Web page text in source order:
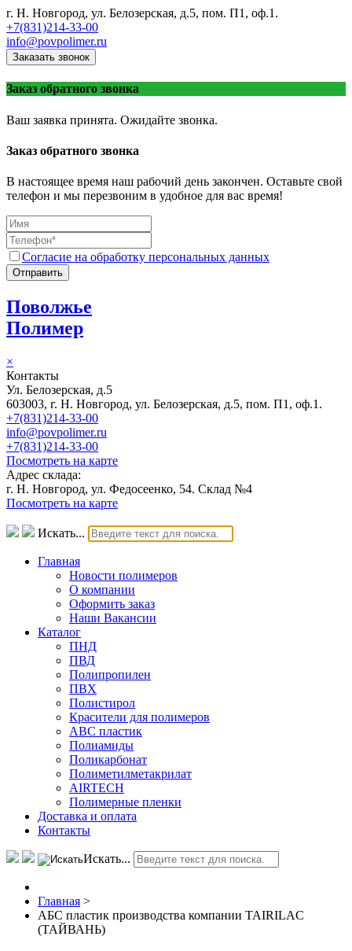
г. Н. Новгород, ул. Белозерская, д.5, пом. П1, оф.1.
+7(831)214-33-00
info@povpolimer.ru
Заказать звонок
Заказ обратного звонка
Ваш заявка принята. Ожидайте звонка.
Заказ обратного звонка
В настоящее время наш рабочий день закончен. Оставьте свой
телефон и мы перезвоним в удобное для вас время!
Согласие на обработку персональных данных
Отправить
Поволжье
Полимер
×
Контакты
Ул. Белозерская, д.5
603003, г. Н. Новгород, ул. Белозерская, д.5, пом. П1, оф.1.
+7(831)214-33-00
info@povpolimer.ru
+7(831)214-33-00
Посмотреть на карте
Адрес склада:
г. Н. Новгород, ул. Федосеенко, 54. Склад №4
Посмотреть на карте
Искать...
Главная
Новости полимеров
О компании
Оформить заказ
Наши Вакансии
Каталог
ПНД
ПВД
Полипропилен
ПВХ
Полистирол
Красители для полимеров
АВС пластик
Полиамиды
Поликарбонат
Полиметилметакрилат
AIRTECH
Полимерные пленки
Доставка и оплата
Контакты
Искать...
Главная >
АБС пластик производства компании TAIRILAC
(ТАЙВАНЬ)